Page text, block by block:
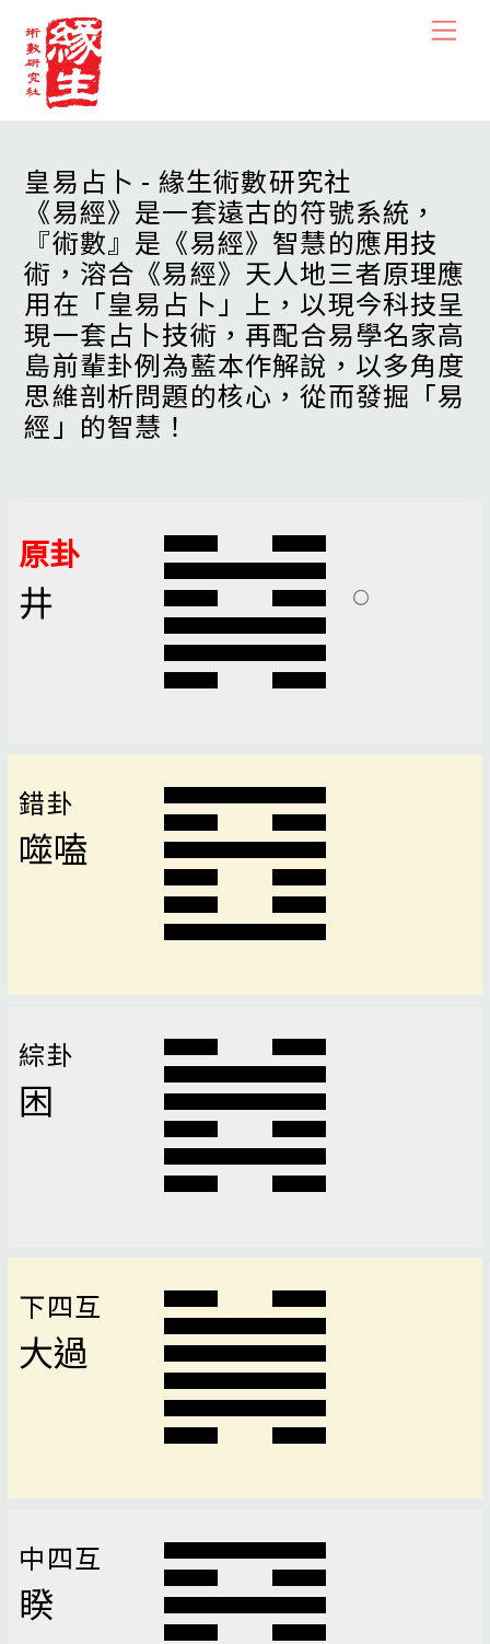
content
皇易占卜 - 緣生術數研究社
《易經》是一套遠古的符號系統，
『術數』是《易經》智慧的應用技
術，溶合《易經》天人地三者原理應
用在「皇易占卜」上，以現今科技呈
現一套占卜技術，再配合易學名家高
島前輩卦例為藍本作解說，以多角度
思維剖析問題的核心，從而發掘「易
經」的智慧！
原卦
井
錯卦
噬嗑
綜卦
困
下四互
大過
中四互
睽